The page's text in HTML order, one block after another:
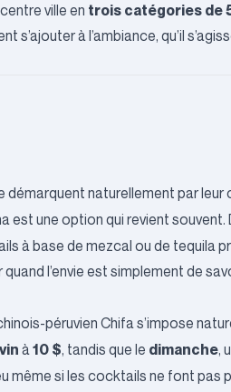
ville en trois catégories de
à l’ambiance, qu’il
naturellement par
est une option qui revient souvent.
à base de mezcal ou de tequila
l’envie est simplement de
péruvien Chifas’impose
à10 $, tandis que le dimanche,
même si les cocktails ne font pas